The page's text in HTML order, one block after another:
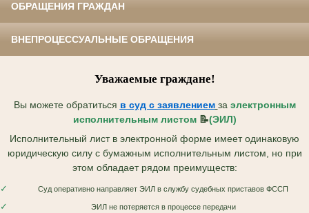
ОБРАЩЕНИЯ ГРАЖДАН
ВНЕПРОЦЕССУАЛЬНЫЕ ОБРАЩЕНИЯ
Уважаемые граждане!
Вы можете обратиться в суд с заявлением за электронным
исполнительным листом 📝(ЭИЛ)
Исполнительный лист в электронной форме имеет одинаковую
юридическую силу с бумажным исполнительным листом, но при
этом обладает рядом преимуществ:
✓ Суд оперативно направляет ЭИЛ в службу судебных приставов ФССП
✓ ЭИЛ не потеряется в процессе передачи